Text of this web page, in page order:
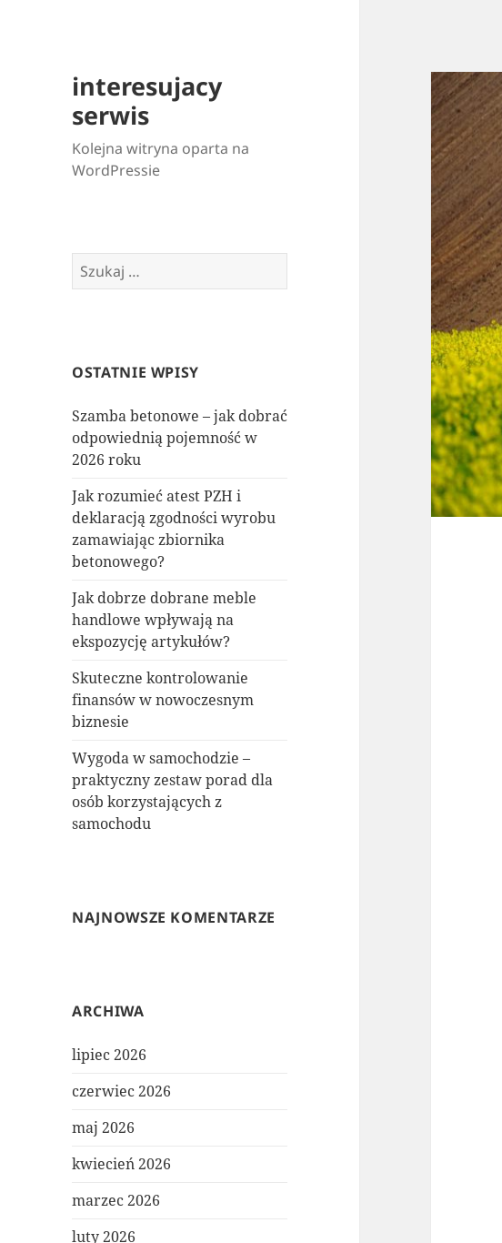
interesujacy
serwis
Kolejna witryna oparta na
WordPressie
Szukaj:
OSTATNIE WPISY
Szamba betonowe – jak dobrać
odpowiednią pojemność w
2026 roku
Jak rozumieć atest PZH i
deklaracją zgodności wyrobu
zamawiając zbiornika
betonowego?
Jak dobrze dobrane meble
handlowe wpływają na
ekspozycję artykułów?
Skuteczne kontrolowanie
finansów w nowoczesnym
biznesie
Wygoda w samochodzie –
praktyczny zestaw porad dla
osób korzystających z
samochodu
NAJNOWSZE KOMENTARZE
ARCHIWA
lipiec 2026
czerwiec 2026
maj 2026
kwiecień 2026
marzec 2026
luty 2026